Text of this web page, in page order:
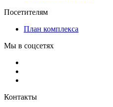
Посетителям
План комплекса
Мы в соцсетях
Контакты